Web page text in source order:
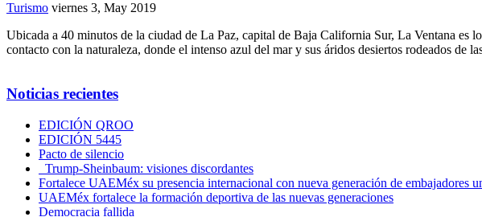
Turismo viernes 3, May 2019
Ubicada a 40 minutos de la ciudad de La Paz, capital de Baja California Sur, La Ventana es
contacto con la naturaleza, donde el intenso azul del mar y sus áridos desiertos rodeados de
Noticias recientes
EDICIÓN QROO
EDICIÓN 5445
Pacto de silencio
Trump-Sheinbaum: visiones discordantes
Fortalece UAEMéx su presencia internacional con nueva generación de embajadores
UAEMéx fortalece la formación deportiva de las nuevas generaciones
Democracia fallida